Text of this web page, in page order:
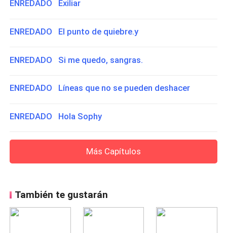
ENREDADO Exiliar
ENREDADO El punto de quiebre.y
ENREDADO Si me quedo, sangras.
ENREDADO Líneas que no se pueden deshacer
ENREDADO Hola Sophy
Más Capítulos
También te gustarán